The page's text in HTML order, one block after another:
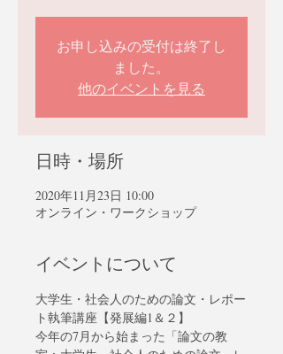
お申し込みの受付は終了し
ました。
他のイベントを見る
日時・場所
2020年11月23日 10:00
オンライン・ワークショップ
イベントについて
大学生・社会人のための論文・レポー
ト執筆講座【発展編1＆２】
今年の7月から始まった「論文の教